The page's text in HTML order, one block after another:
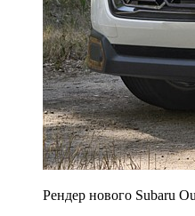
Рендер нового Subaru